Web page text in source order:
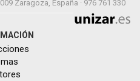
Zaragoza, España · 976 761 330